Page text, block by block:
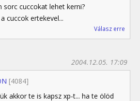
sorc cuccokat lehet kerni?
cuccok ertekevel...
Válasz erre
[4084]
2004.12.05. 17:09
akkor te is kapsz xp-t... ha te ölöd